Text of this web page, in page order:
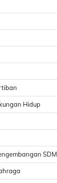
Hidup
SDM